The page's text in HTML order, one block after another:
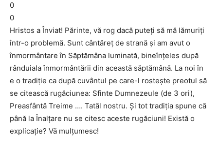
0
0
Hristos a Înviat! Părinte, vă rog dacă puteţi să mă lămuriţi
într-o problemă. Sunt cântăreţ de strană şi am avut o
înmormântare în Săptămâna luminată, bineînţeles după
rânduiala înmormântării din această săptămână. La noi în
e o tradiţie ca după cuvântul pe care-l rosteşte preotul să
se citească rugăciunea: Sfinte Dumnezeule (de 3 ori),
Preasfântă Treime …. Tatăl nostru. Şi tot tradiţia spune că
până la Înalţare nu se citesc aceste rugăciuni! Există o
explicaţie? Vă mulţumesc!